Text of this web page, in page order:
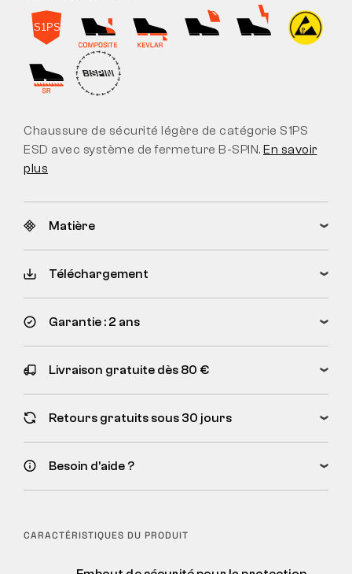
Chaussure de sécurité légère de catégorie S1PS
ESD avec système de fermeture B-SPIN. En savoir
plus
Matière
Téléchargement
Garantie : 2 ans
Livraison gratuite dès 80 €
Retours gratuits sous 30 jours
Besoin d’aide ?
CARACTÉRISTIQUES DU PRODUIT